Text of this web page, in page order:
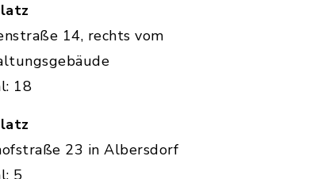
14, rechts vom
18
23 in Albersdorf
5